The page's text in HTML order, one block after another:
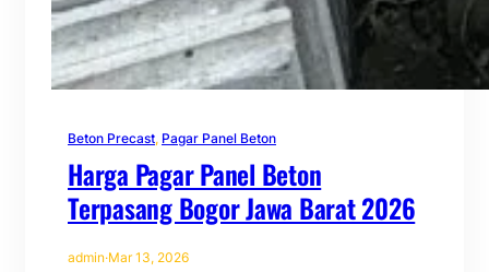
Beton Precast, Pagar Panel Beton
Harga Pagar Panel Beton
Terpasang Bogor Jawa Barat 2026
admin·Mar 13, 2026